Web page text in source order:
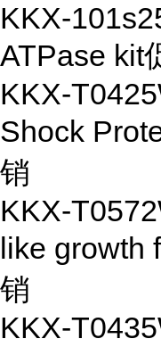
KKX-
ATPase kit
KKX-
Shock
销
KKX-
like growth
销
KKX-